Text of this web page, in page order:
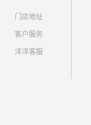
门店地址
客户服务
洋洋客服